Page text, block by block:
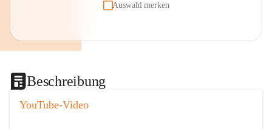
Auswahl merken
Beschreibung
YouTube-Video